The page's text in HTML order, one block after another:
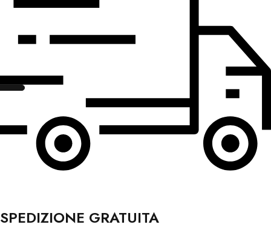
SPEDIZIONE GRATUITA